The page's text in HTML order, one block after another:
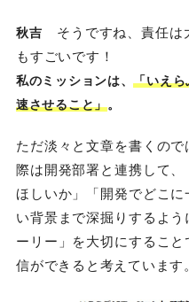
秋吉 そうですね、責任は
もすごいです！
私のミッションは、「いえら
速させること」。
ただ淡々と文章を書くの
際は開発部署と連携して
ほしいか」「開発でどこ
い背景まで深掘りするよ
ーリー」を大切にするこ
信ができると考えています